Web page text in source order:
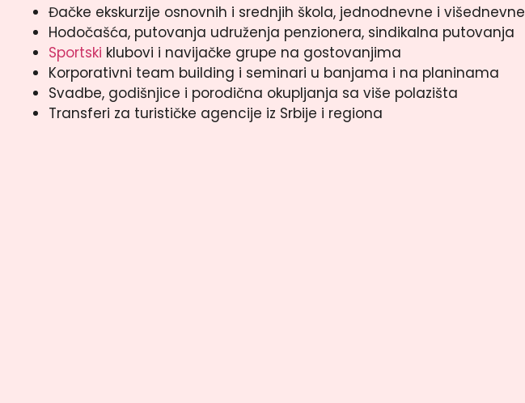
Đačke ekskurzije osnovnih i srednjih škola, jednodnevne i višednevne
Hodočašća, putovanja udruženja penzionera, sindikalna putovanja
Sportski klubovi i navijačke grupe na gostovanjima
Korporativni team building i seminari u banjama i na planinama
Svadbe, godišnjice i porodična okupljanja sa više polazišta
Transferi za turističke agencije iz Srbije i regiona